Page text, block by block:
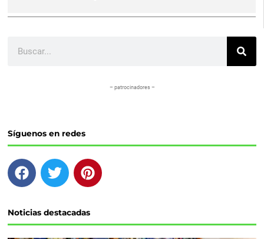
– patrocinadores –
Síguenos en redes
F
a
e
b
T
w
t
t
P
i
t
e
Noticias destacadas